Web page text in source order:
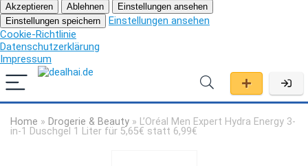
Akzeptieren Ablehnen
Einstellungen ansehen
Einstellungen speichern
Einstellungen ansehen
Cookie-Richtlinie
Datenschutzerklärung
Impressum
Home » Drogerie & Beauty » L’Oréal Men Expert Hydra Energy 3-
in-1 Duschgel 1 Liter für 5,65€ statt 6,99€